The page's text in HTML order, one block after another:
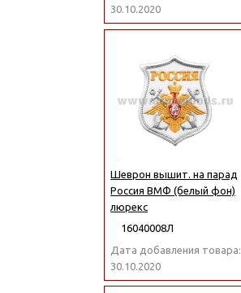
30.10.2020
Шеврон вышит. на парад
Россия ВМФ (белый фон)
люрекс
16040008Л
Дата добавления товара:
30.10.2020